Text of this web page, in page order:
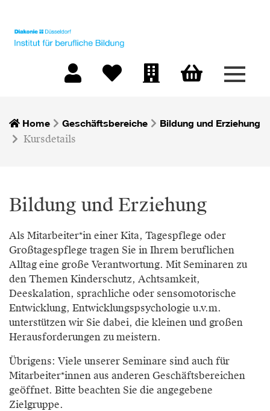
Menü
Home Geschäftsbereiche Bildung und Erziehung
Kursdetails
Bildung und Erziehung
Als Mitarbeiter*in einer Kita, Tagespflege oder
Großtagespflege tragen Sie in Ihrem beruflichen
Alltag eine große Verantwortung. Mit Seminaren zu
den Themen Kinderschutz, Achtsamkeit,
Deeskalation, sprachliche oder sensomotorische
Entwicklung, Entwicklungspsychologie u.v.m.
unterstützen wir Sie dabei, die kleinen und großen
Herausforderungen zu meistern.
Übrigens: Viele unserer Seminare sind auch für
Mitarbeiter*innen aus anderen Geschäftsbereichen
geöffnet. Bitte beachten Sie die angegebene
Zielgruppe.